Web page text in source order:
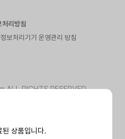
된 상품입니다.
처리방침
보처리기기 운영관리 방침
RIGHTS RESERVED